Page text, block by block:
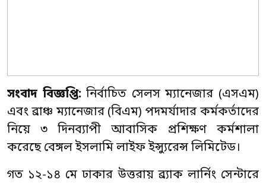
সংবাদ বিজ্ঞপ্তি:নির্বাচিত সেলস ম্যানেজার (এসএম)
এবং ব্রাঞ্চ ম্যানেজার (বিএম) পদমর্যাদার কর্মকর্তাদের
নিয়ে ৩ দিনব্যাপী আবাসিক প্রশিক্ষণ কর্মশালা
করেছে বেঙ্গল ইসলামি লাইফ ইন্স্যুরেন্স লিমিটেড।
গত ১২-১৪ মে ঢাকার উত্তরায় ব্র্যাক লার্নিং সেন্টারে